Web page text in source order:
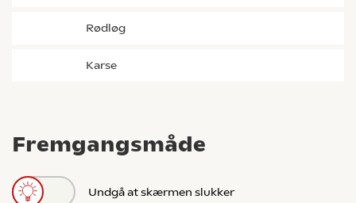
Fremgangsmåde
Undgå at skærmen slukker
rødløg
karse